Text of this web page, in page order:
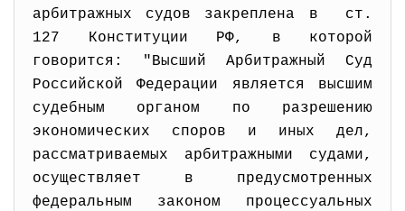
арбитражных судов закреплена в ст.
127 Конституции РФ, в которой
говорится: "Высший Арбитражный Суд
Российской Федерации является высшим
судебным органом по разрешению
экономических споров и иных дел,
рассматриваемых арбитражными судами,
осуществляет в предусмотренных
федеральным законом процессуальных